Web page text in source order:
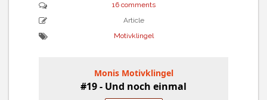
16 comments
Article
Motivklingel